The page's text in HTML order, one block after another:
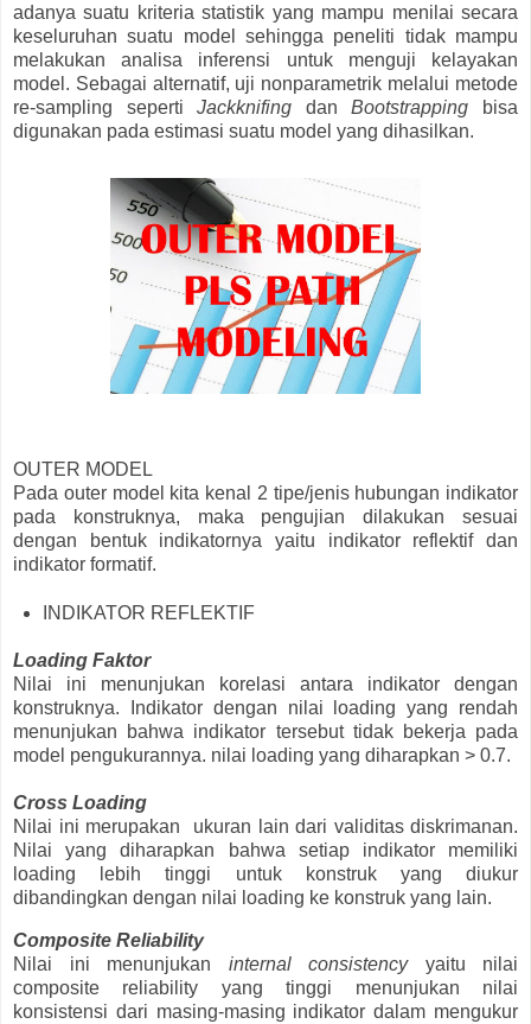
adanya suatu kriteria statistik yang mampu menilai secara
keseluruhan suatu model sehingga peneliti tidak mampu
melakukan analisa inferensi untuk menguji kelayakan
model. Sebagai alternatif, uji nonparametrik melalui metode
re-sampling sepertiJackknifing danBootstrapping bisa
digunakan pada estimasi suatu model yang dihasilkan.
OUTER MODEL
Pada outer model kita kenal 2 tipe/jenis hubungan indikator
pada konstruknya, maka pengujian dilakukan sesuai
dengan bentuk indikatornya yaitu indikator reflektif dan
indikator formatif.
INDIKATOR REFLEKTIF
Loading Faktor
Nilai ini menunjukan korelasi antara indikator dengan
konstruknya. Indikator dengan nilai loading yang rendah
menunjukan bahwa indikator tersebut tidak bekerja pada
model pengukurannya. nilai loading yang diharapkan > 0.7.
Cross Loading
Nilai ini merupakan ukuran lain dari validitas diskrimanan.
Nilai yang diharapkan bahwa setiap indikator memiliki
loading lebih tinggi untuk konstruk yang diukur
dibandingkan dengan nilai loading ke konstruk yang lain.
Composite Reliability
Nilai ini menunjukan internal consistencyyaitu nilai
composite reliability yang tinggi menunjukan nilai
konsistensi dari masing-masing indikator dalam mengukur